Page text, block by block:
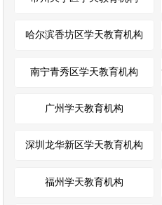
哈尔滨香坊区学天教育机构
南宁青秀区学天教育机构
广州学天教育机构
深圳龙华新区学天教育机构
福州学天教育机构